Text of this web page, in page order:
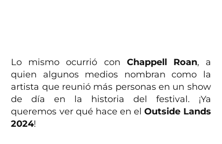
Lo mismo ocurrió con Chappell Roan, a
quien algunos medios nombran como la
artista que reunió más personas en un show
de día en la historia del festival. ¡Ya
queremos ver qué hace en elOutside Lands
2024!